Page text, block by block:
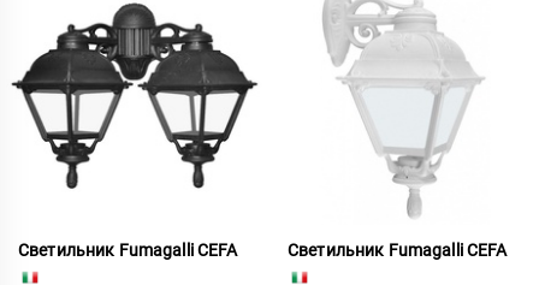
Светильник Fumagalli CEFA Светильник Fumagalli CEFA